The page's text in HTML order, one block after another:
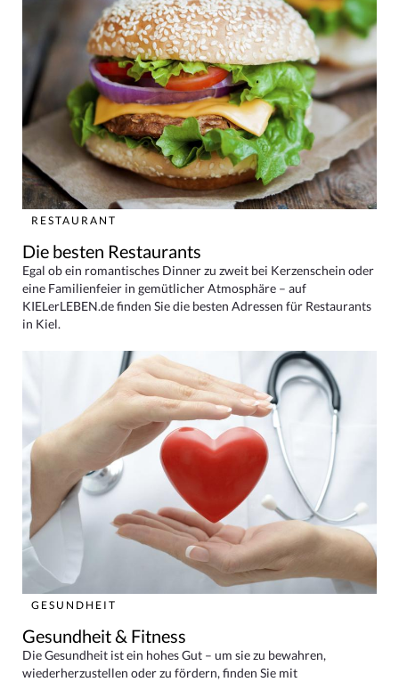
RESTAURANT
Die besten Restaurants
Egal ob ein romantisches Dinner zu zweit bei Kerzenschein oder
eine Familienfeier in gemütlicher Atmosphäre – auf
KIELerLEBEN.de finden Sie die besten Adressen für Restaurants
in Kiel.
GESUNDHEIT
Gesundheit & Fitness
Die Gesundheit ist ein hohes Gut – um sie zu bewahren,
wiederherzustellen oder zu fördern, finden Sie mit